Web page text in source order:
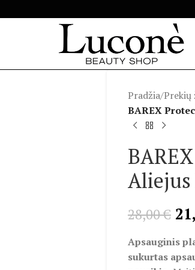
Pradžia/Prekių
BAREX
Aliejus
28,00€
Apsauginis
sukurtas